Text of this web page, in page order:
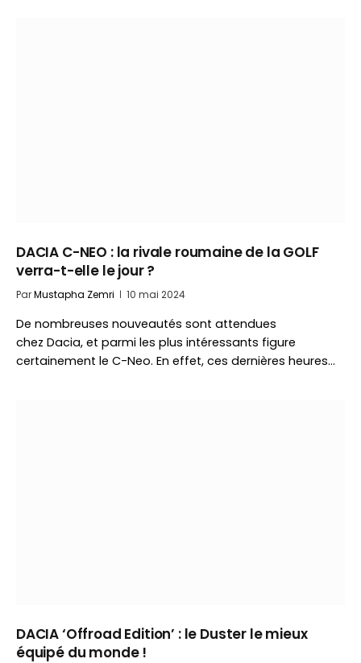
DACIA C-NEO : la rivale roumaine de la GOLF
verra-t-elle le jour ?
ParMustapha Zemri 10 mai 2024
De nombreuses nouveautés sont attendues
chez Dacia, et parmi les plus intéressants figure
certainement le C-Neo. En effet, ces dernières heures…
DACIA ‘Offroad Edition’ : le Duster le mieux
équipé du monde !